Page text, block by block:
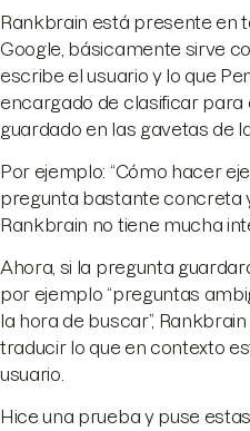
Rankbrain está presente en
Google, básicamente sirve
escribe el usuario y lo que
encargado de clasificar para
guardado en las gavetas de
Por ejemplo: “Cómo hacer
pregunta bastante concreta
Rankbrain no tiene mucha
Ahora, si la pregunta
por ejemplo “preguntas
la hora de buscar”,
traducir lo que en contexto
usuario.
Hice una prueba y puse